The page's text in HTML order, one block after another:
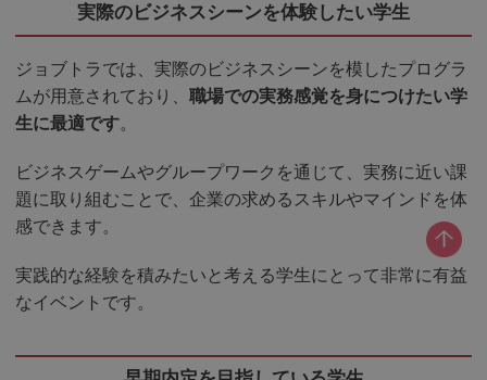
実際のビジネスシーンを体験したい学生
ジョブトラでは、実際のビジネスシーンを模したプログラ
ムが用意されており、 職場での実務感覚を身につけたい学
生に最適です。
ビジネスゲームやグループワークを通じて、実務に近い課
題に取り組むことで、企業の求めるスキルやマインドを体
感できます。
実践的な経験を積みたいと考える学生にとって非常に有益
なイベントです。